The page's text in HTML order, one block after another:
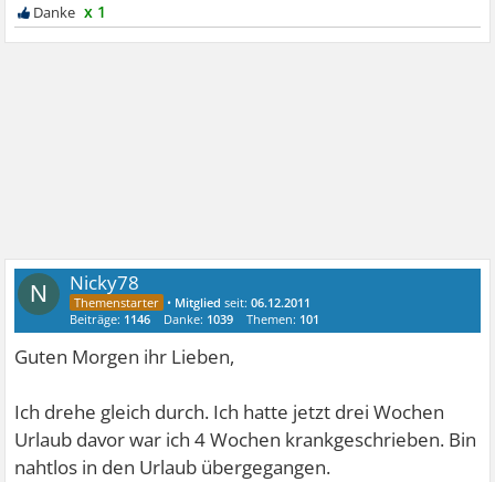
x 1
N Nicky78
• Mitglied seit:06.12.2011
Beiträge: 1146 Danke: 1039 Themen: 101
Guten Morgen ihr Lieben,
Ich drehe gleich durch. Ich hatte jetzt drei Wochen
Urlaub davor war ich 4 Wochen krankgeschrieben. Bin
nahtlos in den Urlaub übergegangen.